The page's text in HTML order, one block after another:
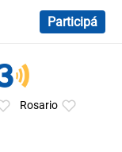
Participá
Rosario